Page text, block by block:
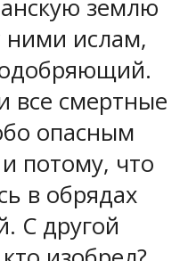
землю
ними ислам,
все смертные
опасным
потому, что
в обрядах
С другой